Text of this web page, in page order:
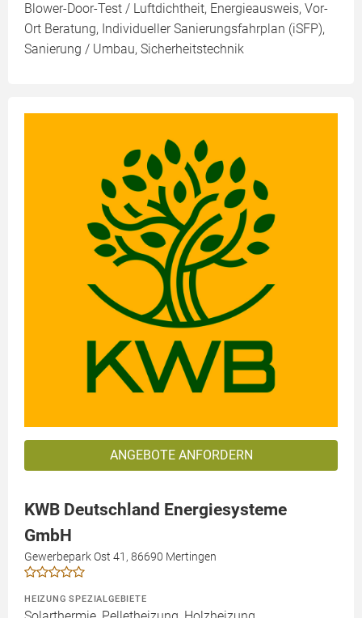
Blower-Door-Test / Luftdichtheit, Energieausweis, Vor-
Ort Beratung, Individueller Sanierungsfahrplan (iSFP),
Sanierung / Umbau, Sicherheitstechnik
ANGEBOTE ANFORDERN
KWB Deutschland Energiesysteme
GmbH
Gewerbepark Ost 41, 86690 Mertingen
HEIZUNG SPEZIALGEBIETE